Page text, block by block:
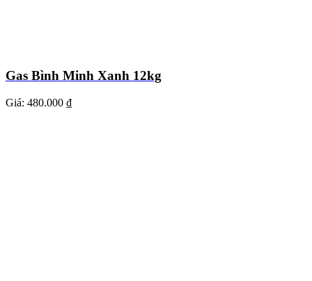
Gas Bình Minh Xanh 12kg
Giá: 480.000 ₫